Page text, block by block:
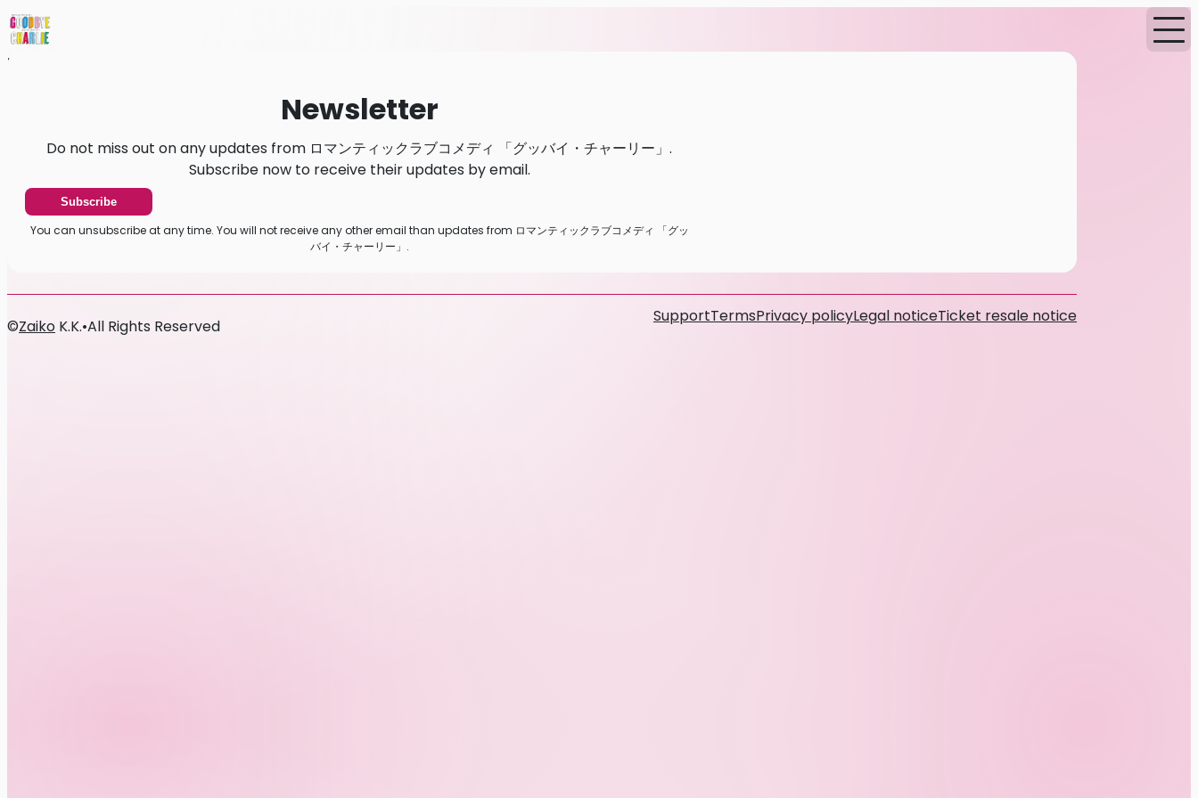
Home
Newsletter
Do not miss out on any updates from ロマンティックラブコメディ 「グッバイ・チャーリー」.
Subscribe now to receive their updates by email.
Subscribe
You can unsubscribe at any time. You will not receive any other email than updates from ロマンティックラブコメディ 「グッ
バイ・チャーリー」.
SupportTermsPrivacy policyLegal noticeTicket resale notice
©Zaiko K.K.•All Rights Reserved